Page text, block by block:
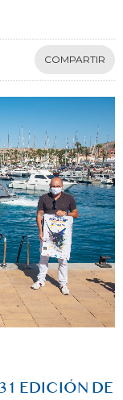
COMPARTIR
EDICIÓN DE